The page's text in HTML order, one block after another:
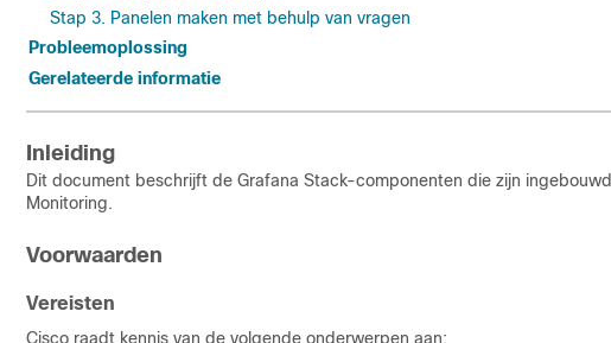
Stap 3. Panelen maken met behulp van vragen
Probleemoplossing
Gerelateerde informatie
Inleiding
Dit document beschrijft de Grafana Stack-componenten die zijn ingebouwd
Monitoring.
Voorwaarden
Vereisten
Cisco raadt kennis van de volgende onderwerpen aan: